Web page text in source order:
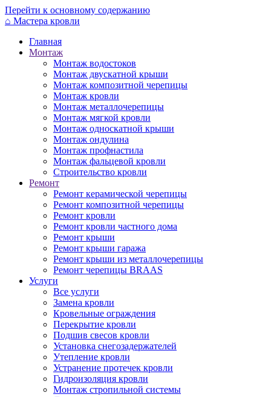
Перейти к основному содержанию
⌂ Мастера кровли
Главная
Монтаж
Монтаж водостоков
Монтаж двускатной крыши
Монтаж композитной черепицы
Монтаж кровли
Монтаж металлочерепицы
Монтаж мягкой кровли
Монтаж односкатной крыши
Монтаж ондулина
Монтаж профнастила
Монтаж фальцевой кровли
Строительство кровли
Ремонт
Ремонт керамической черепицы
Ремонт композитной черепицы
Ремонт кровли
Ремонт кровли частного дома
Ремонт крыши
Ремонт крыши гаража
Ремонт крыши из металлочерепицы
Ремонт черепицы BRAAS
Услуги
Все услуги
Замена кровли
Кровельные ограждения
Перекрытие кровли
Подшив свесов кровли
Установка снегозадержателей
Утепление кровли
Устранение протечек кровли
Гидроизоляция кровли
Монтаж стропильной системы